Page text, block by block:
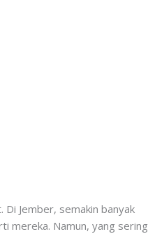
Jember, semakin banyak
mereka. Namun, yang sering